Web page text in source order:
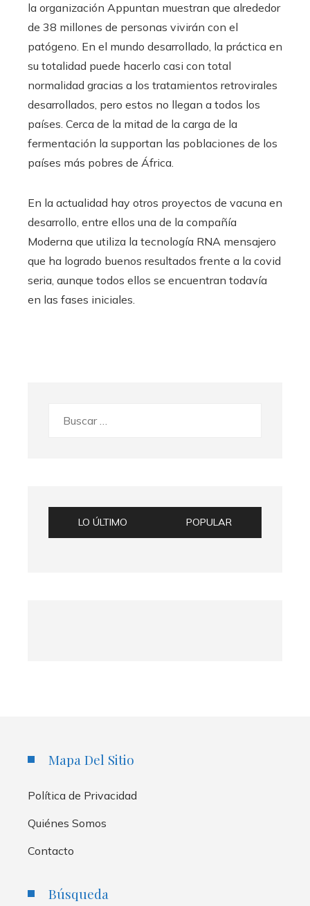
la organización Appuntan muestran que alrededor
de 38 millones de personas vivirán con el
patógeno. En el mundo desarrollado, la práctica en
su totalidad puede hacerlo casi con total
normalidad gracias a los tratamientos retrovirales
desarrollados, pero estos no llegan a todos los
países. Cerca de la mitad de la carga de la
fermentación la supportan las poblaciones de los
países más pobres de África.
En la actualidad hay otros proyectos de vacuna en
desarrollo, entre ellos una de la compañía
Moderna que utiliza la tecnología RNA mensajero
que ha logrado buenos resultados frente a la covid
seria, aunque todos ellos se encuentran todavía
en las fases iniciales.
LO ÚLTIMO POPULAR
Mapa Del Sitio
Política de Privacidad
Quiénes Somos
Contacto
Búsqueda